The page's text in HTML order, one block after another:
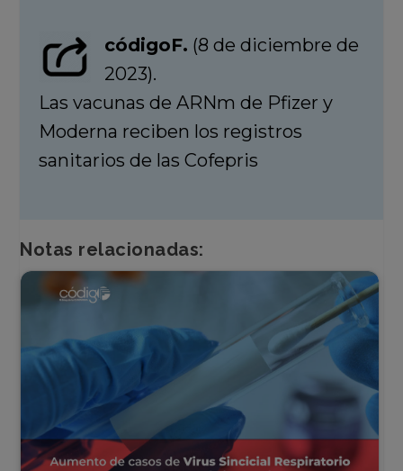
códigoF. (8 de diciembre de
2023).
Las vacunas de ARNm de Pfizer y
Moderna reciben los registros
sanitarios de las Cofepris
Notas relacionadas: